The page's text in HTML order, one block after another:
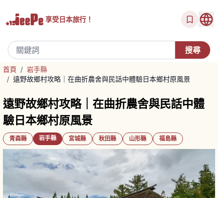
享受日本旅行！
首頁 / 岩手縣
/ 遠野故鄉村攻略｜在曲折農舍與民話中體驗日本鄉村原風景
遠野故鄉村攻略｜在曲折農舍與民話中體
驗日本鄉村原風景
青森縣 岩手縣 宮城縣 秋田縣 山形縣 福島縣